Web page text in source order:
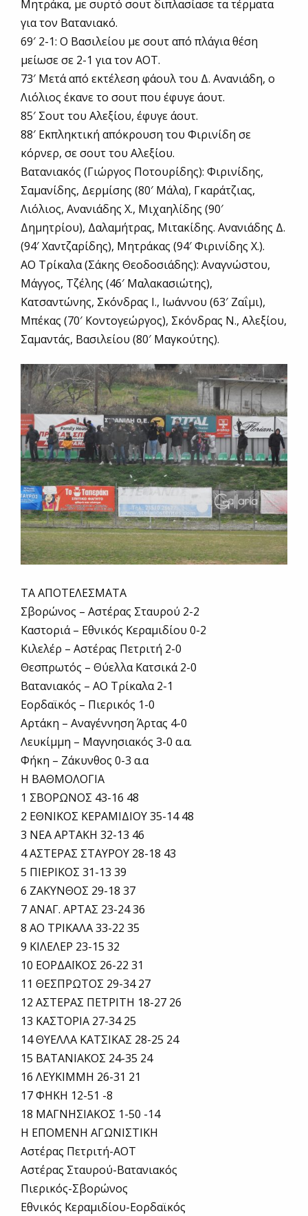
Μητράκα, με συρτό σουτ διπλασίασε τα τέρματα
για τον Βατανιακό.
69′ 2-1: Ο Βασιλείου με σουτ από πλάγια θέση
μείωσε σε 2-1 για τον ΑΟΤ.
73′ Μετά από εκτέλεση φάουλ του Δ. Ανανιάδη, ο
Λιόλιος έκανε το σουτ που έφυγε άουτ.
85′ Σουτ του Αλεξίου, έφυγε άουτ.
88′ Εκπληκτική απόκρουση του Φιρινίδη σε
κόρνερ, σε σουτ του Αλεξίου.
Βατανιακός (Γιώργος Ποτουρίδης): Φιρινίδης,
Σαμανίδης, Δερμίσης (80′ Μάλα), Γκαράτζιας,
Λιόλιος, Ανανιάδης Χ., Μιχαηλίδης (90′
Δημητρίου), Δαλαμήτρας, Μιτακίδης. Ανανιάδης Δ.
(94′ Χαντζαρίδης), Μητράκας (94′ Φιρινίδης Χ.).
ΑΟ Τρίκαλα (Σάκης Θεοδοσιάδης): Αναγνώστου,
Μάγγος, Τζέλης (46′ Μαλακασιώτης),
Κατσαντώνης, Σκόνδρας Ι., Ιωάννου (63′ Ζαΐμι),
Μπέκας (70′ Κοντογεώργος), Σκόνδρας Ν., Αλεξίου,
Σαμαντάς, Βασιλείου (80′ Μαγκούτης).
ΤΑ ΑΠΟΤΕΛΕΣΜΑΤΑ
Σβορώνος – Αστέρας Σταυρού 2-2
Καστοριά – Εθνικός Κεραμιδίου 0-2
Κιλελέρ – Αστέρας Πετριτή 2-0
Θεσπρωτός – Θύελλα Κατσικά 2-0
Βατανιακός – ΑΟ Τρίκαλα 2-1
Εορδαϊκός – Πιερικός 1-0
Αρτάκη – Αναγέννηση Άρτας 4-0
Λευκίμμη – Μαγνησιακός 3-0 α.α.
Φήκη – Ζάκυνθος 0-3 α.α
Η ΒΑΘΜΟΛΟΓΙΑ
1 ΣΒΟΡΩΝΟΣ 43-16 48
2 ΕΘΝΙΚΟΣ ΚΕΡΑΜΙΔΙΟΥ 35-14 48
3 ΝΕΑ ΑΡΤΑΚΗ 32-13 46
4 ΑΣΤΕΡΑΣ ΣΤΑΥΡΟΥ 28-18 43
5 ΠΙΕΡΙΚΟΣ 31-13 39
6 ΖΑΚΥΝΘΟΣ 29-18 37
7 ΑΝΑΓ. ΑΡΤΑΣ 23-24 36
8 ΑΟ ΤΡΙΚΑΛΑ 33-22 35
9 ΚΙΛΕΛΕΡ 23-15 32
10 ΕΟΡΔΑΪΚΟΣ 26-22 31
11 ΘΕΣΠΡΩΤΟΣ 29-34 27
12 ΑΣΤΕΡΑΣ ΠΕΤΡΙΤΗ 18-27 26
13 ΚΑΣΤΟΡΙΑ 27-34 25
14 ΘΥΕΛΛΑ ΚΑΤΣΙΚΑΣ 28-25 24
15 ΒΑΤΑΝΙΑΚΟΣ 24-35 24
16 ΛΕΥΚΙΜΜΗ 26-31 21
17 ΦΗΚΗ 12-51 -8
18 ΜΑΓΝΗΣΙΑΚΟΣ 1-50 -14
Η ΕΠΟΜΕΝΗ ΑΓΩΝΙΣΤΙΚΗ
Αστέρας Πετριτή-ΑΟΤ
Αστέρας Σταυρού-Βατανιακός
Πιερικός-Σβορώνος
Εθνικός Κεραμιδίου-Εορδαϊκός